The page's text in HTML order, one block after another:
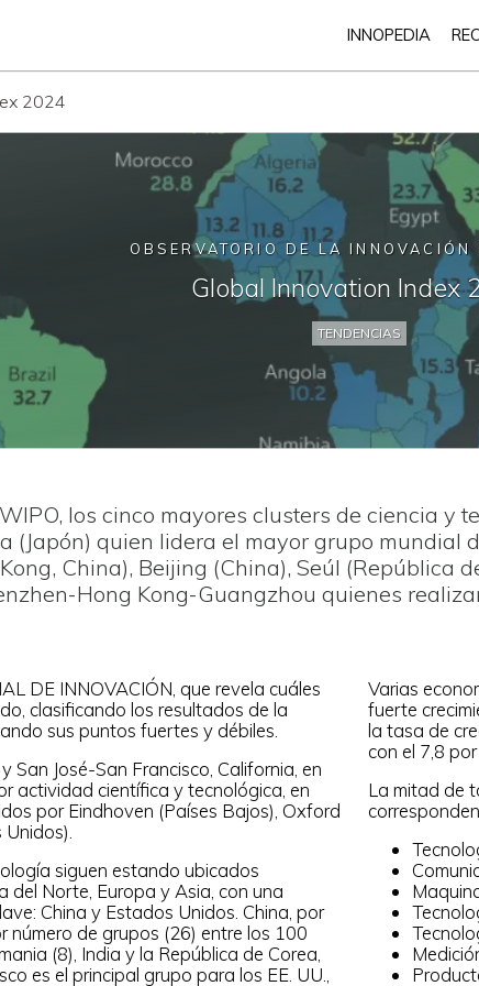
INNOPEDIA
2024
OBSERVATORIO DE LA
Global Innovation Index
TENDENCIAS
los cinco mayores clusters de ciencia y
(Japón) quien lidera el mayor grupo
China), Beijing (China), Seúl (República
Hong Kong-Guangzhou quienes
DE INNOVACIÓN, que revela cuáles
clasificando los resultados de la
sus puntos fuertes y débiles.
San José-San Francisco, California, en
actividad científica y tecnológica, en
por Eindhoven (Países Bajos), Oxford
siguen estando ubicados
del Norte, Europa y Asia, con una
China y Estados Unidos. China, por
número de grupos (26) entre los 100
(8), India y la República de Corea,
es el principal grupo para los EE. UU.,
Varias
fuerte
la tasa de
con el 7,8
La mitad de